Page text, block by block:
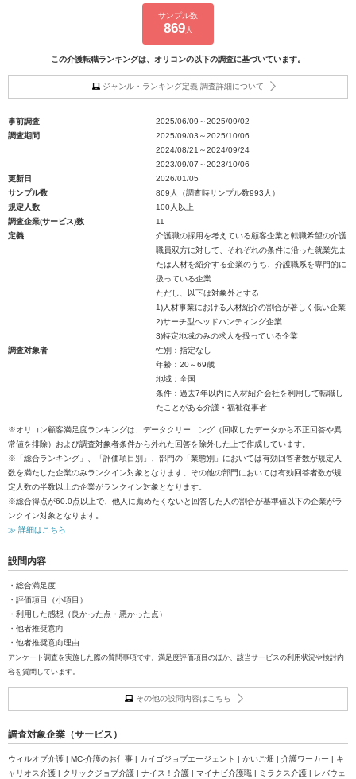
サンプル数
869人
この介護転職ランキングは、オリコンの以下の調査に基づいています。
ジャンル・ランキング定義 調査詳細について
事前調査
2025/06/09～2025/09/02
調査期間
2025/09/03～2025/10/06
2024/08/21～2024/09/24
2023/09/07～2023/10/06
更新日
2026/01/05
サンプル数
869人（調査時サンプル数993人）
規定人数
100人以上
調査企業(サービス)数
11
定義
介護職の採用を考えている顧客企業と転職希望の介護
職員双方に対して、それぞれの条件に沿った就業先ま
たは人材を紹介する企業のうち、介護職系を専門的に
扱っている企業
ただし、以下は対象外とする
1)人材事業における人材紹介の割合が著しく低い企業
2)サーチ型ヘッドハンティング企業
3)特定地域のみの求人を扱っている企業
調査対象者
性別：指定なし
年齢：20～69歳
地域：全国
条件：過去7年以内に人材紹介会社を利用して転職し
たことがある介護・福祉従事者
※オリコン顧客満足度ランキングは、データクリーニング（回収したデータから不正回答や異
常値を排除）および調査対象者条件から外れた回答を除外した上で作成しています。
※「総合ランキング」、「評価項目別」、部門の「業態別」においては有効回答者数が規定人
数を満たした企業のみランクイン対象となります。その他の部門においては有効回答者数が規
定人数の半数以上の企業がランクイン対象となります。
※総合得点が60.0点以上で、他人に薦めたくないと回答した人の割合が基準値以下の企業がラ
ンクイン対象となります。
≫ 詳細はこちら
設問内容
・総合満足度
・評価項目（小項目）
・利用した感想（良かった点・悪かった点）
・他者推奨意向
・他者推奨意向理由
アンケート調査を実施した際の質問事項です。満足度評価項目のほか、該当サービスの利用状況や検討内
容を質問しています。
その他の設問内容はこちら
調査対象企業（サービス）
ウィルオブ介護 | MC-介護のお仕事 | カイゴジョブエージェント | かいご畑 | 介護ワーカー | キ
ャリオス介護 | クリックジョブ介護 | ナイス！介護 | マイナビ介護職 | ミラクス介護 | レバウェ